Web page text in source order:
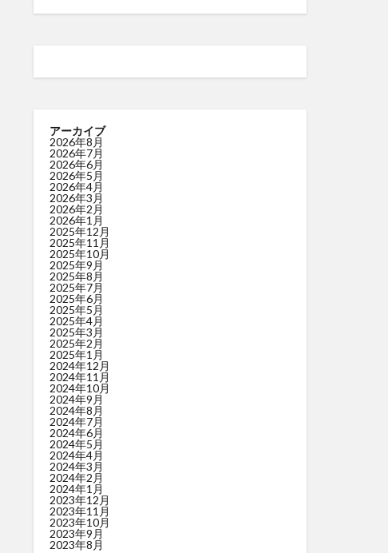
アーカイブ
2026年8月
2026年7月
2026年6月
2026年5月
2026年4月
2026年3月
2026年2月
2026年1月
2025年12月
2025年11月
2025年10月
2025年9月
2025年8月
2025年7月
2025年6月
2025年5月
2025年4月
2025年3月
2025年2月
2025年1月
2024年12月
2024年11月
2024年10月
2024年9月
2024年8月
2024年7月
2024年6月
2024年5月
2024年4月
2024年3月
2024年2月
2024年1月
2023年12月
2023年11月
2023年10月
2023年9月
2023年8月